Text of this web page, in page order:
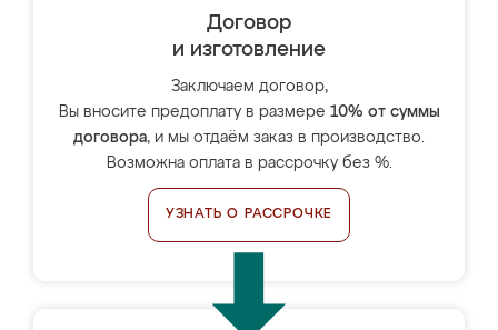
Договор
и изготовление
Заключаем договор,
Вы вносите предоплату в размере 10% от суммы
договора, и мы отдаём заказ в производство.
Возможна оплата в рассрочку без %.
УЗНАТЬ О РАССРОЧКЕ